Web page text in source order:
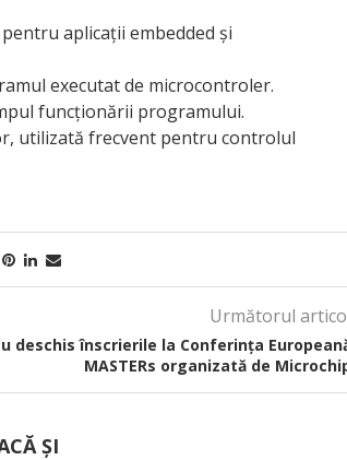
aplicații embedded și
executat de microcontroler.
funcționării programului.
utilizată frecvent pentru controlul
Următorul
deschis înscrierile la Conferința
MASTERs organizată de
ȘI